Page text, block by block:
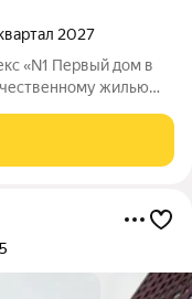
2027
«N1 Первый дом в
жилью
Григорьева,